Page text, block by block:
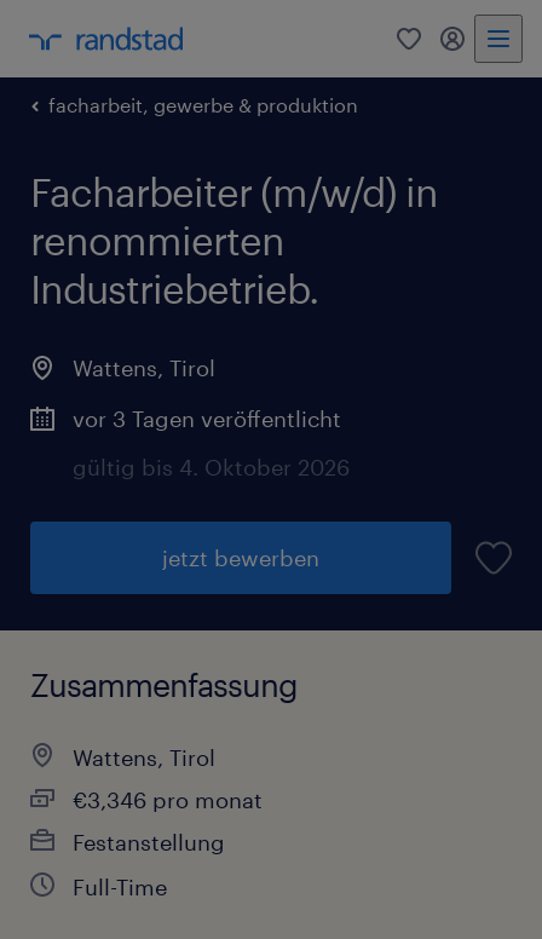
0 Mein
facharbeit, gewerbe & produktion
Facharbeiter (m/w/d) in
renommierten
Industriebetrieb.
Wattens, Tirol
vor 3 Tagen veröffentlicht
gültig bis 4. Oktober 2026
jetzt bewerben
Zusammenfassung
Wattens, Tirol
€3,346 pro monat
Festanstellung
Full-Time